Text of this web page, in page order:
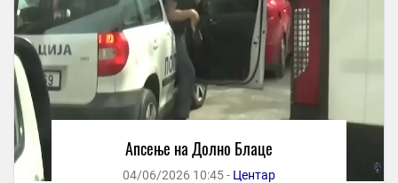
Апсење на Долно Блаце
04/06/2026 10:45 - Центар